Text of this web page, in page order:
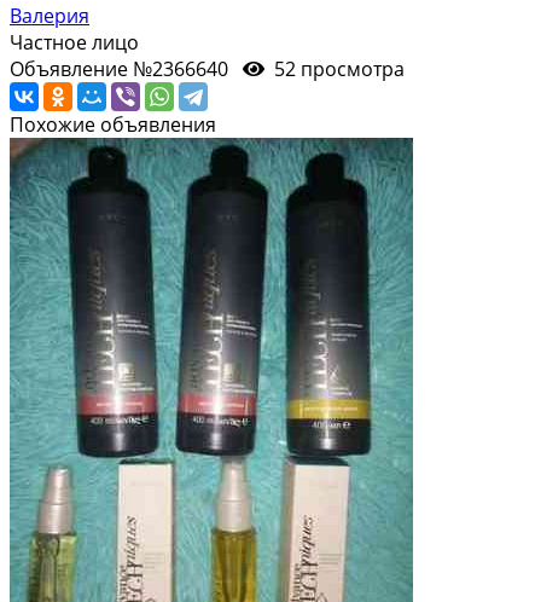
Валерия
Частное лицо
Объявление №2366640
52 просмотра
Похожие объявления